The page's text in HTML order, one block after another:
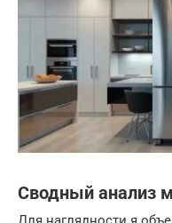
Сводный анализ